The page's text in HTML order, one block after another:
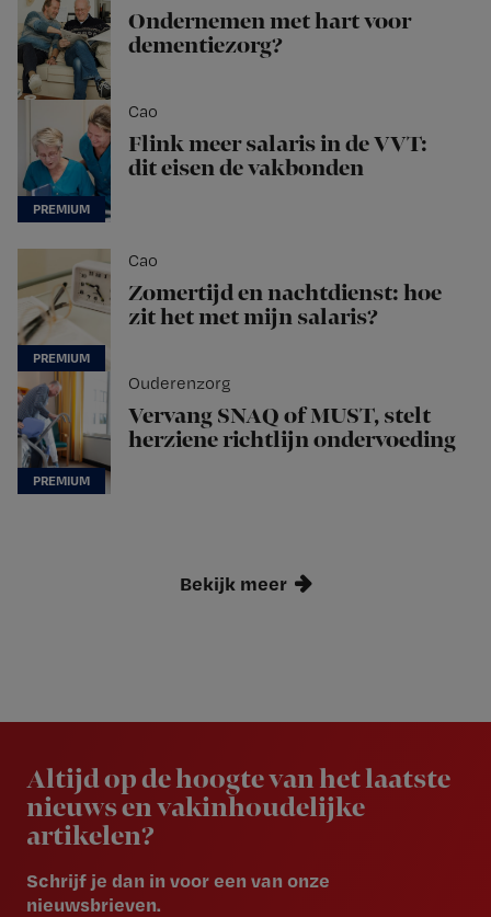
Ondernemen met hart voor
dementiezorg?
Cao
Flink meer salaris in de VVT:
dit eisen de vakbonden
Cao
Zomertijd en nachtdienst: hoe
zit het met mijn salaris?
Ouderenzorg
Vervang SNAQ of MUST, stelt
herziene richtlijn ondervoeding
Bekijk meer
Altijd op de hoogte van het laatste
nieuws en vakinhoudelijke
artikelen?
Schrijf je dan in voor een van onze
nieuwsbrieven.